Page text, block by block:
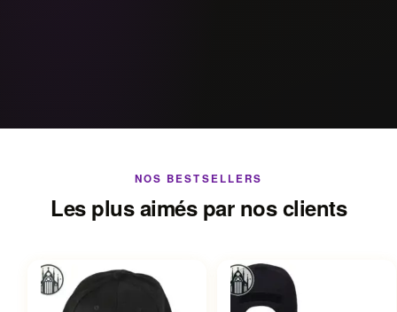
NOS BESTSELLERS
Les plus aimés par nos clients